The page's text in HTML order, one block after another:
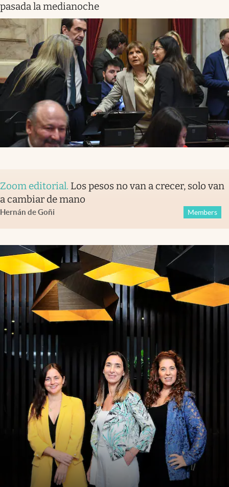
pasada la medianoche
Zoom editorial. Los pesos no van a crecer, solo van
a cambiar de mano
Hernán de Goñi Members